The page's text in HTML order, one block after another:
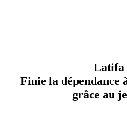
Latifa
Finie la dépendance
grâce au